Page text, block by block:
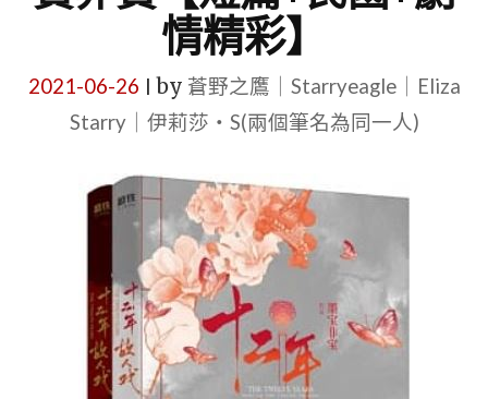
情精彩】
2021-06-26 by 蒼野之鷹｜Starryeagle｜Eliza
Starry｜伊莉莎・S(兩個筆名為同一人)